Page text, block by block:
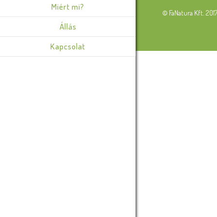
Miért mi?
Állás
Kapcsolat
© FaNatura Kft.